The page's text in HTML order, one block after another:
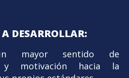
DESARROLLAR:
mayor sentido de
y motivación hacia la